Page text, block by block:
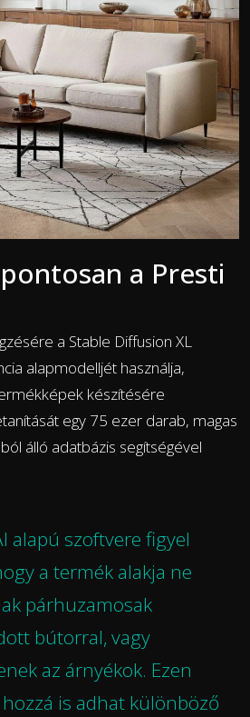
a Presti
a Stable Diffusion XL
alapmodelljét használja,
készítésére
egy 75 ezer darab, magas
álló adatbázis segítségével
alapú szoftvere figyel
a termék alakja ne
párhuzamosak
bútorral, vagy
az árnyékok. Ezen
is adhat különböző